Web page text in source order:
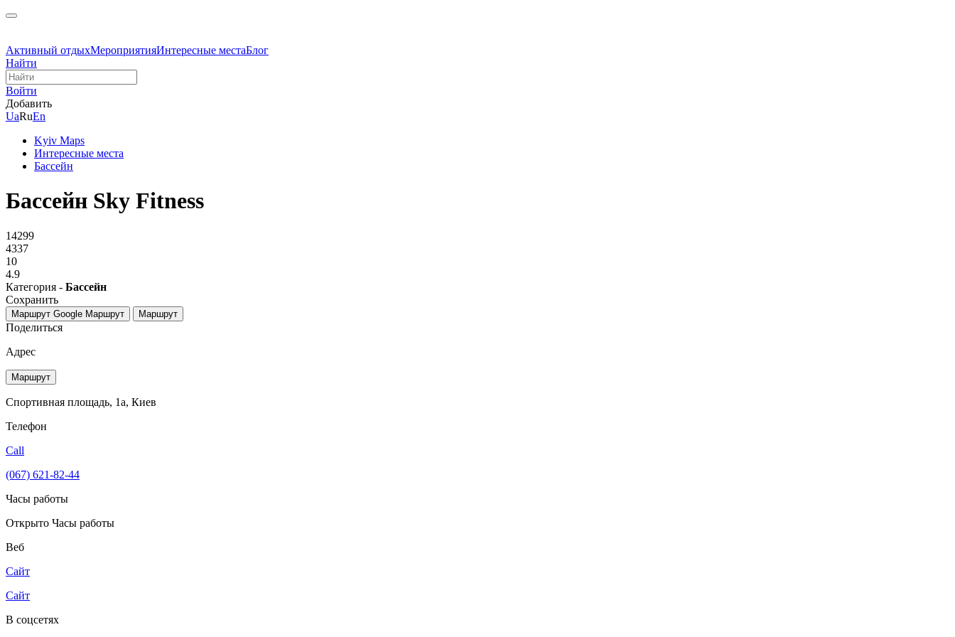
Активный отдыхМероприятияИнтересные местаБлог
Найти
Войти
Добавить
UaRuEn
Kyiv Maps
Интересные места
Бассейн
Бассейн Sky Fitness
14299
4337
10
4.9
Категория - Бассейн
Сохранить
Маршрут Google Маршрут Маршрут
Поделиться
Адрес
Маршрут
Спортивная площадь, 1а, Киев
Телефон
Call
(067) 621-82-44
Часы работы
Открыто Часы работы
Веб
Сайт
Сайт
В соцсетях